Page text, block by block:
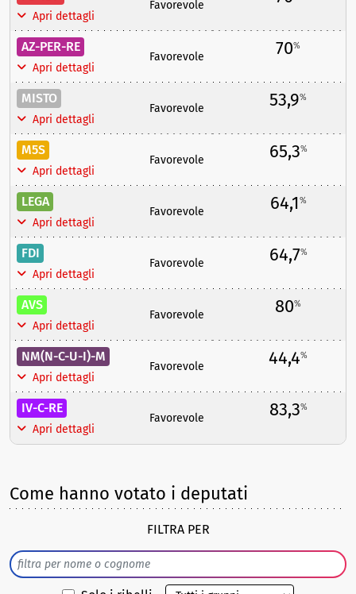
Apri dettagli
Favorevole
AZ-PER-RE
Apri dettagli
Favorevole 70%
MISTO
Apri dettagli
Favorevole 53,9%
M5S
Apri dettagli
Favorevole 65,3%
LEGA
Apri dettagli
Favorevole 64,1%
FDI
Apri dettagli
Favorevole 64,7%
AVS
Apri dettagli
Favorevole 80%
NM(N-C-U-I)-M
Apri dettagli
Favorevole 44,4%
IV-C-RE
Apri dettagli
Favorevole 83,3%
Come hanno votato i deputati
FILTRA PER